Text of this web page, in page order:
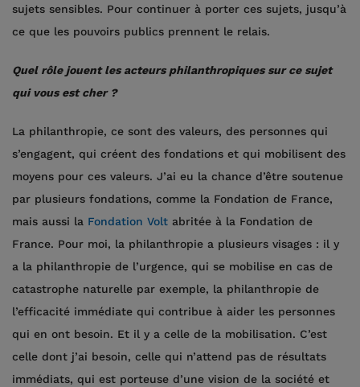
sujets sensibles. Pour continuer à porter ces sujets, jusqu’à
ce que les pouvoirs publics prennent le relais.
Quel rôle jouent les acteurs philanthropiques sur ce sujet
qui vous est cher ?
La philanthropie, ce sont des valeurs, des personnes qui
s’engagent, qui créent des fondations et qui mobilisent des
moyens pour ces valeurs. J’ai eu la chance d’être soutenue
par plusieurs fondations, comme la Fondation de France,
mais aussi la Fondation Volt abritée à la Fondation de
France. Pour moi, la philanthropie a plusieurs visages : il y
a la philanthropie de l’urgence, qui se mobilise en cas de
catastrophe naturelle par exemple, la philanthropie de
l’efficacité immédiate qui contribue à aider les personnes
qui en ont besoin. Et il y a celle de la mobilisation. C’est
celle dont j’ai besoin, celle qui n’attend pas de résultats
immédiats, qui est porteuse d’une vision de la société et